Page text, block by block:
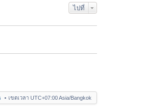
ไปที่
เขตเวลา UTC+07:00 Asia/Bangkok